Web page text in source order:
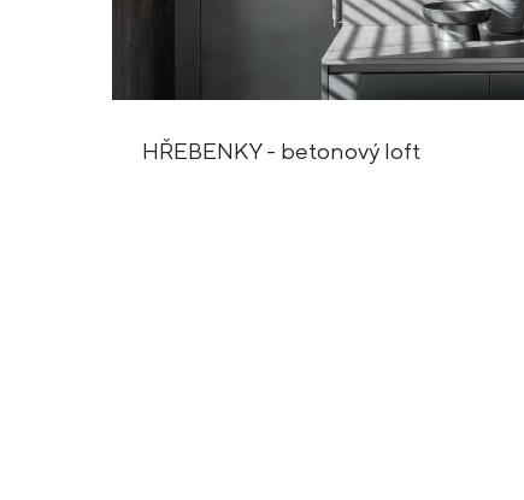
HŘEBENKY - betonový loft